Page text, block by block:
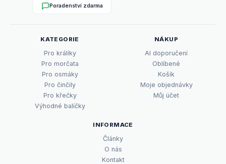
Poradenství zdarma
KATEGORIE
Pro králíky
Pro morčata
Pro osmáky
Pro činčily
Pro křečky
Výhodné balíčky
NÁKUP
AI doporučení
Oblíbené
Košík
Moje objednávky
Můj účet
INFORMACE
Články
O nás
Kontakt